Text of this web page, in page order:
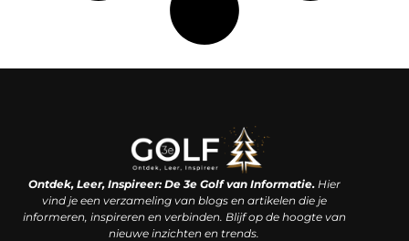
Ontdek, Leer, Inspireer: De 3e Golf van Informatie.Hier
vind je een verzameling van blogs en artikelen die je
informeren, inspireren en verbinden. Blijf op de hoogte van
nieuwe inzichten en trends.